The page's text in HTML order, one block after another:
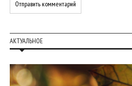
АКТУАЛЬНОЕ